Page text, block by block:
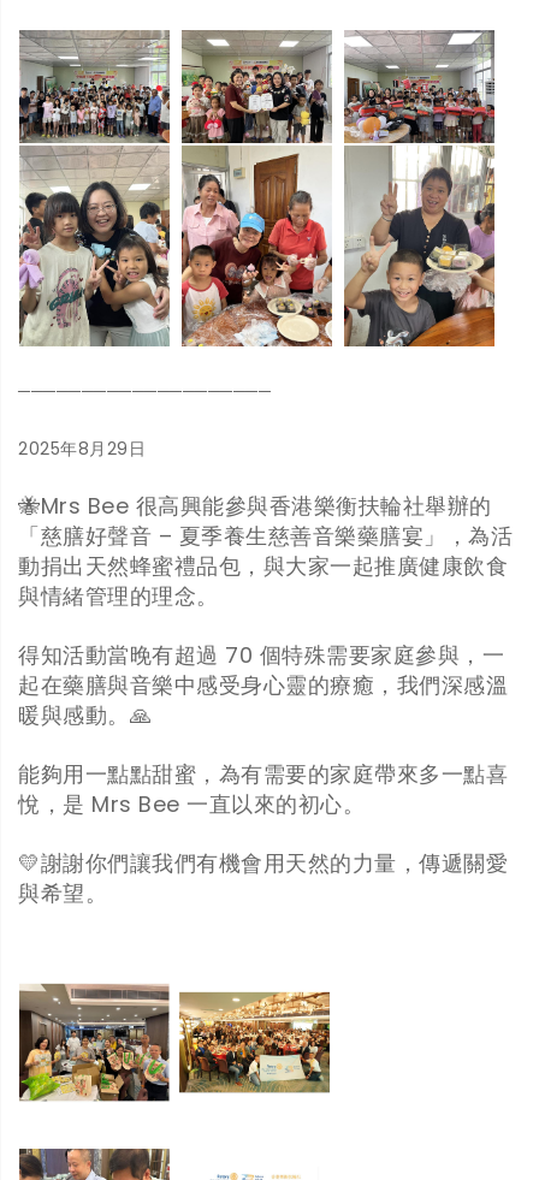
────────────────────
2025年8月29日
🐝Mrs Bee 很高興能參與香港樂衡扶輪社舉辦的
「慈膳好聲音 – 夏季養生慈善音樂藥膳宴」，為活
動捐出天然蜂蜜禮品包，與大家一起推廣健康飲食
與情緒管理的理念。
得知活動當晚有超過 70 個特殊需要家庭參與，一
起在藥膳與音樂中感受身心靈的療癒，我們深感溫
暖與感動。🙏
能夠用一點點甜蜜，為有需要的家庭帶來多一點喜
悅，是 Mrs Bee 一直以來的初心。
💛謝謝你們讓我們有機會用天然的力量，傳遞關愛
與希望。